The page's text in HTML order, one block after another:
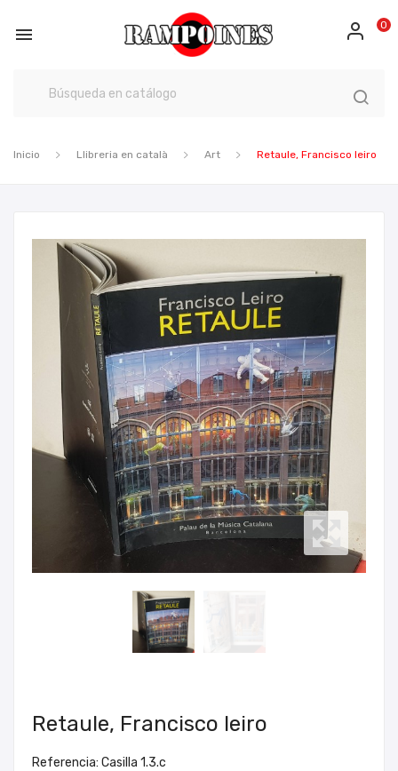
 0
Inicio Llibreria en català Art Retaule, Francisco leiro
Retaule, Francisco leiro
Referencia: Casilla 1.3.c